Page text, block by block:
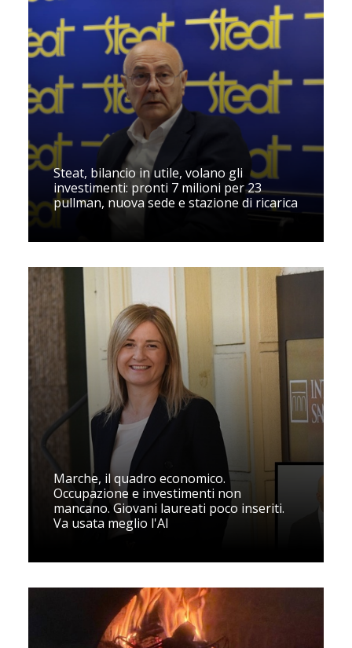
Steat, bilancio in utile, volano gli
investimenti: pronti 7 milioni per 23
pullman, nuova sede e stazione di ricarica
Marche, il quadro economico.
Occupazione e investimenti non
mancano. Giovani laureati poco inseriti.
Va usata meglio l'AI